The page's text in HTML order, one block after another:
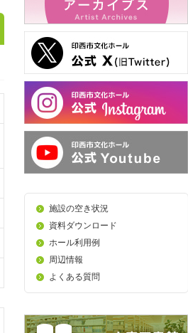
施設の空き状況
資料ダウンロード
ホール利用例
周辺情報
よくある質問